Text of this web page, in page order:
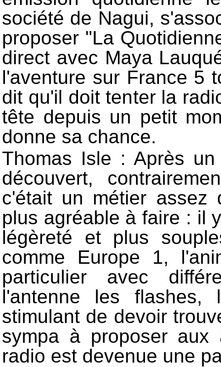
société de Nagui,
proposer "La
direct avec Maya
l'aventure sur France 5
dit qu'il doit tenter la
tête depuis un petit
donne sa chance.
Thomas Isle : Après
découvert,
c'était un métier assez
plus agréable à faire : il
légèreté et plus
comme Europe 1,
particulier avec
l'antenne les
stimulant de devoir
sympa à proposer aux
radio est devenue une